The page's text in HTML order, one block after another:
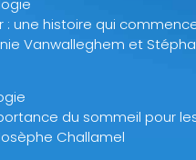
: une histoire qui
Vanwalleghem et
du sommeil pour
Challamel